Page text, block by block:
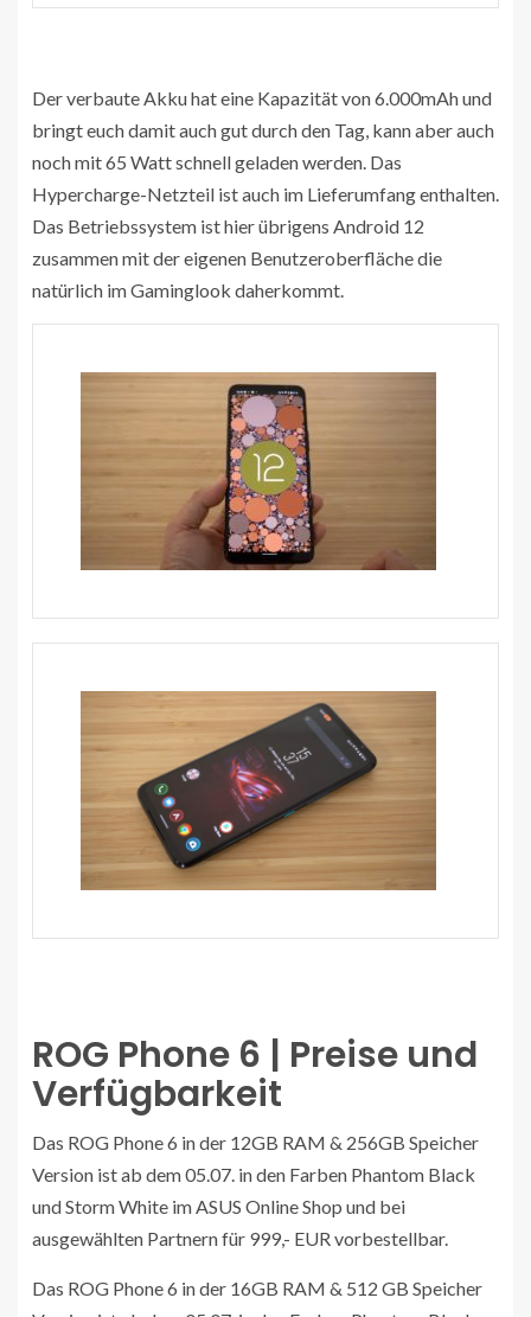
Der verbaute Akku hat eine Kapazität von 6.000mAh und
bringt euch damit auch gut durch den Tag, kann aber auch
noch mit 65 Watt schnell geladen werden. Das
Hypercharge-Netzteil ist auch im Lieferumfang enthalten.
Das Betriebssystem ist hier übrigens Android 12
zusammen mit der eigenen Benutzeroberfläche die
natürlich im Gaminglook daherkommt.
ROG Phone 6 | Preise und
Verfügbarkeit
Das ROG Phone 6 in der 12GB RAM & 256GB Speicher
Version ist ab dem 05.07. in den Farben Phantom Black
und Storm White im ASUS Online Shop und bei
ausgewählten Partnern für 999,- EUR vorbestellbar.
Das ROG Phone 6 in der 16GB RAM & 512 GB Speicher